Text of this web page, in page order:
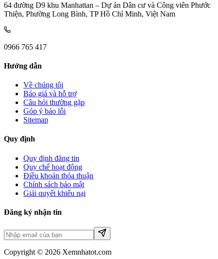
64 đường D9 khu Manhattan – Dự án Dân cư và Công viên Phước
Thiện, Phường Long Bình, TP Hồ Chí Minh, Việt Nam
0966 765 417
Hướng dẫn
Về chúng tôi
Báo giá và hỗ trợ
Câu hỏi thường gặp
Góp ý báo lỗi
Sitemap
Quy định
Quy định đăng tin
Quy chế hoạt động
Điều khoản thỏa thuận
Chính sách bảo mật
Giải quyết khiếu nại
Đăng ký nhận tin
Copyright © 2026 Xemnhatot.com